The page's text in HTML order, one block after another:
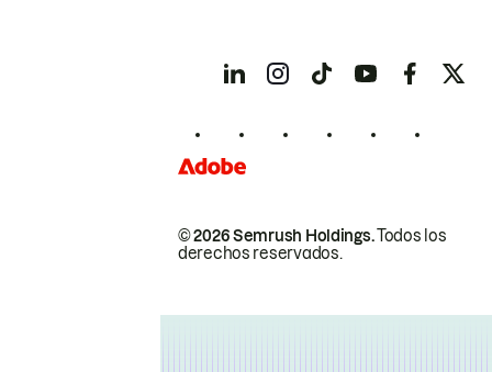
© 2026 Semrush Holdings.Todos los
derechos reservados.